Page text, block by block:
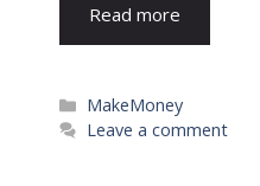
Read more
Categories
MakeMoney
Leave a comment